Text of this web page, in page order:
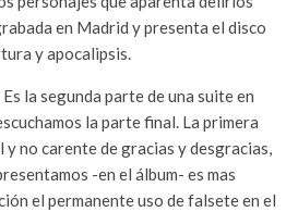
en Madrid y presenta el disco
y apocalipsis.
Es la segunda parte de una suite en
la parte final. La primera
y no carente de gracias y desgracias,
-en el álbum- es mas
el permanente uso de falsete en el